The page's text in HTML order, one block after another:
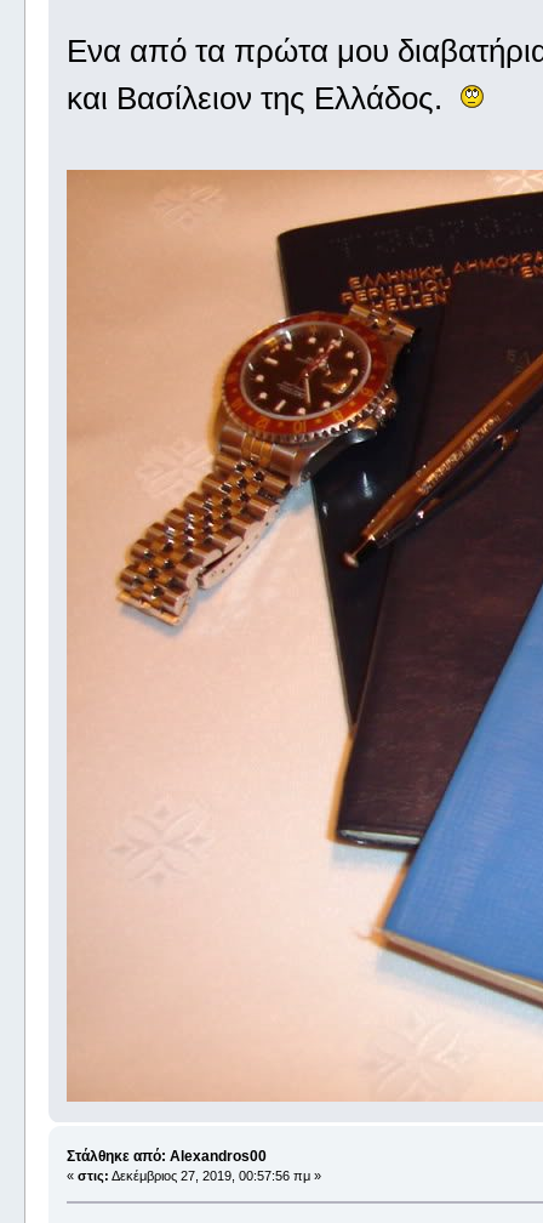
Ενα από τα πρώτα μου
και Βασίλειον της Ελλάδος.
Στάλθηκε από: Alexandros00
« στις: Δεκέμβριος 27, 2019, 00:57:56 πμ »